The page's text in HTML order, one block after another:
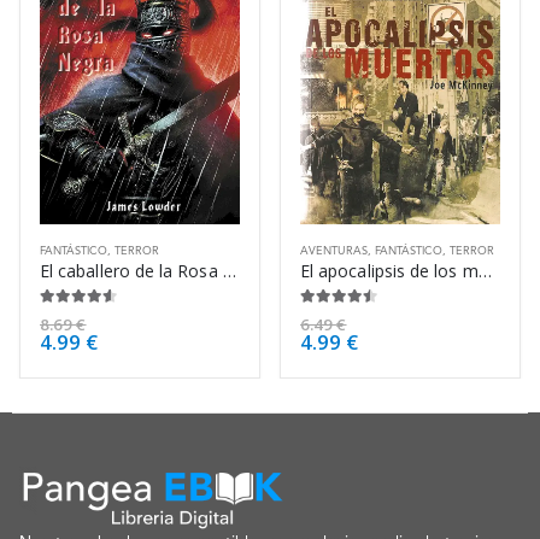
FANTÁSTICO TERROR
El caballero de la Rosa Negra – James Lowder
8.69€
4.99 €
AVENTURAS FANTÁSTICO TERROR
El apocalipsis de los muertos – Joe McKinney
6.49€
4.99 €